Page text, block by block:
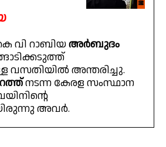
വി റാബിയഅർബുദം
വസതിയിൽ അന്തരിച്ചു.
നടന്ന കേരള സംസ്ഥാന
അവർ.